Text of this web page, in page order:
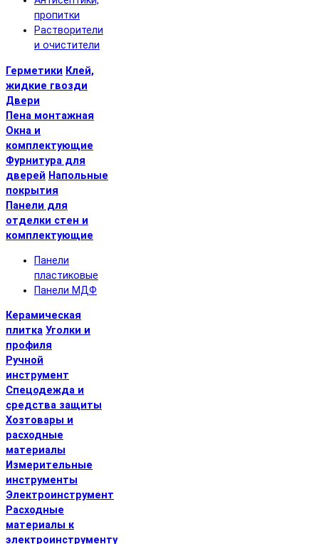
пропитки
Растворители
и очистители
Герметики Клей,
жидкие гвозди
Двери
Пена монтажная
Окна и
комплектующие
Фурнитура для
дверей Напольные
покрытия
Панели для
отделки стен и
комплектующие
Панели
пластиковые
Панели МДФ
Керамическая
плитка Уголки и
профиля
Ручной
инструмент
Спецодежда и
средства защиты
Хозтовары и
расходные
материалы
Измерительные
инструменты
Электроинструмент
Расходные
материалы к
электроинструменту